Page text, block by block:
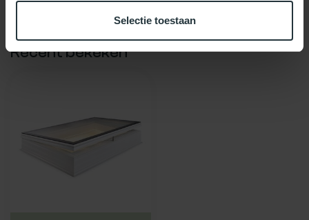
Selectie toestaan
Recent bekeken